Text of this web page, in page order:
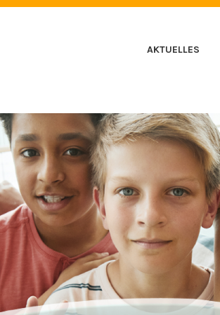
AKTUELLES